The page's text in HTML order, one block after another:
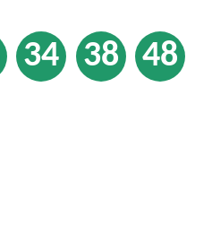
34 38 48